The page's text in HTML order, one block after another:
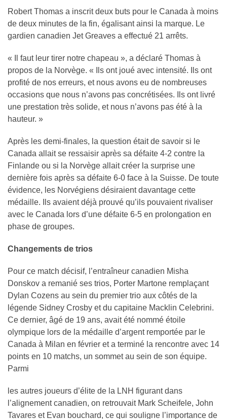
Robert Thomas a inscrit deux buts pour le Canada à moins
de deux minutes de la fin, égalisant ainsi la marque. Le
gardien canadien Jet Greaves a effectué 21 arrêts.
« Il faut leur tirer notre chapeau », a déclaré Thomas à
propos de la Norvège. « Ils ont joué avec intensité. Ils ont
profité de nos erreurs, et nous avons eu de nombreuses
occasions que nous n’avons pas concrétisées. Ils ont livré
une prestation très solide, et nous n’avons pas été à la
hauteur. »
Après les demi-finales, la question était de savoir si le
Canada allait se ressaisir après sa défaite 4-2 contre la
Finlande ou si la Norvège allait créer la surprise une
dernière fois après sa défaite 6-0 face à la Suisse. De toute
évidence, les Norvégiens désiraient davantage cette
médaille. Ils avaient déjà prouvé qu’ils pouvaient rivaliser
avec le Canada lors d’une défaite 6-5 en prolongation en
phase de groupes.
Changements de trios
Pour ce match décisif, l’entraîneur canadien Misha
Donskov a remanié ses trios, Porter Martone remplaçant
Dylan Cozens au sein du premier trio aux côtés de la
légende Sidney Crosby et du capitaine Macklin Celebrini.
Ce dernier, âgé de 19 ans, avait été nommé étoile
olympique lors de la médaille d’argent remportée par le
Canada à Milan en février et a terminé la rencontre avec 14
points en 10 matchs, un sommet au sein de son équipe.
Parmi
les autres joueurs d’élite de la LNH figurant dans
l’alignement canadien, on retrouvait Mark Scheifele, John
Tavares et Evan bouchard, ce qui souligne l’importance de